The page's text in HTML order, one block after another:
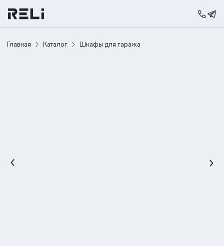
Главная Каталог Шкафы для гаража